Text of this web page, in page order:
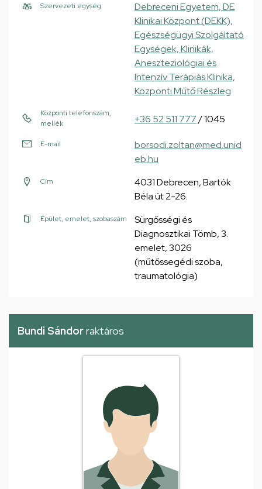
Szervezeti egység
Debreceni Egyetem, DE
Klinikai Központ (DEKK),
Egészségügyi Szolgáltató
Egységek, Klinikák,
Aneszteziológiai és
Intenzív Terápiás Klinika,
Központi Műtő Részleg
Központi telefonszám,
mellék
+36 52 511 777/ 1045
E-mail
borsodi.zoltan@med.unid
eb.hu
Cím
4031 Debrecen, Bartók
Béla út 2-26.
Épület, emelet, szobaszám
Sürgősségi és
Diagnosztikai Tömb, 3.
emelet, 3026
(műtőssegédi szoba,
traumatológia)
Bundi Sándorraktáros